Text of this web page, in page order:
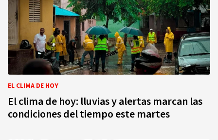
EL CLIMA DE HOY
El clima de hoy: lluvias y alertas marcan las
condiciones del tiempo este martes